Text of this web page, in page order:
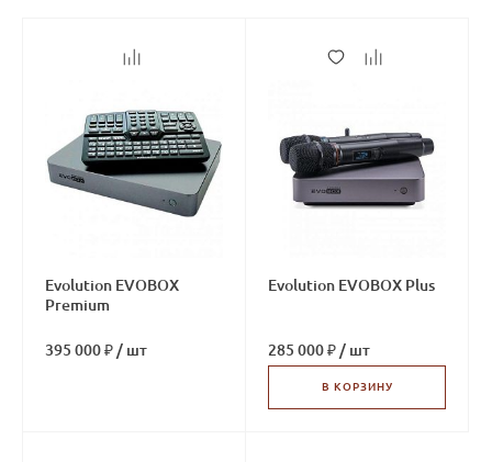
Evolution EVOBOX
Premium
395 000 ₽ / шт
Evolution EVOBOX Plus
285 000 ₽ / шт
В КОРЗИНУ